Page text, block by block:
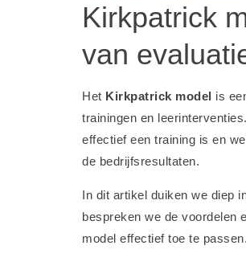
Kirkpatrick
van
Het Kirkpatrick model is
trainingen en
effectief een training is en
de bedrijfsresultaten.
In dit artikel duiken we diep
bespreken we de voordelen
model effectief toe te passen.